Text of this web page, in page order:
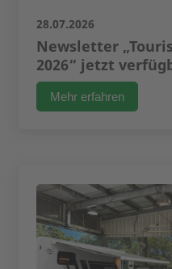
28.07.2026
Newsletter
2026“ jetzt
Mehr erfahren